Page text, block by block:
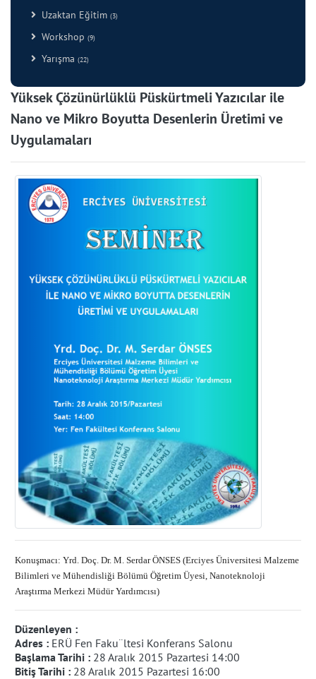
Uzaktan Eğitim (3)
Workshop (9)
Yarışma (22)
Yüksek Çözünürlüklü Püskürtmeli Yazıcılar ile
Nano ve Mikro Boyutta Desenlerin Üretimi ve
Uygulamaları
Konuşmacı: Yrd. Doç. Dr. M. Serdar ÖNSES (Erciyes Üniversitesi Malzeme
Bilimleri ve Mühendisliği Bölümü Öğretim Üyesi, Nanoteknoloji
Araştırma Merkezi Müdür Yardımcısı)
Düzenleyen :
Adres : ERÜ Fen Faku¨ltesi Konferans Salonu
Başlama Tarihi : 28 Aralık 2015 Pazartesi 14:00
Bitiş Tarihi : 28 Aralık 2015 Pazartesi 16:00